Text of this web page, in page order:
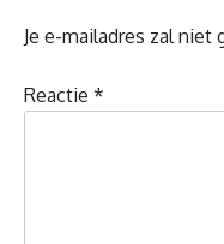
Je e-mailadres zal
Reactie *